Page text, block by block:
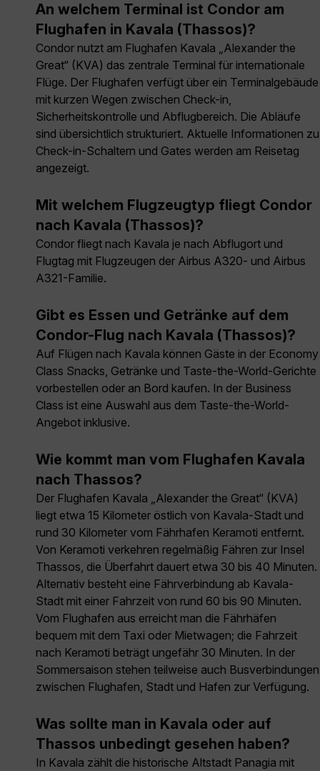
An welchem Terminal ist Condor am
Flughafen in Kavala (Thassos)?
Condor nutzt am Flughafen Kavala „Alexander the
Great“ (KVA) das zentrale Terminal für internationale
Flüge. Der Flughafen verfügt über ein Terminalgebäude
mit kurzen Wegen zwischen Check-in,
Sicherheitskontrolle und Abflugbereich. Die Abläufe
sind übersichtlich strukturiert. Aktuelle Informationen zu
Check-in-Schaltern und Gates werden am Reisetag
angezeigt.
Mit welchem Flugzeugtyp fliegt Condor
nach Kavala (Thassos)?
Condor fliegt nach Kavala je nach Abflugort und
Flugtag mit Flugzeugen der Airbus A320- und Airbus
A321-Familie.
Gibt es Essen und Getränke auf dem
Condor-Flug nach Kavala (Thassos)?
Auf Flügen nach Kavala können Gäste in der Economy
Class Snacks, Getränke und Taste-the-World-Gerichte
vorbestellen oder an Bord kaufen. In der Business
Class ist eine Auswahl aus dem Taste-the-World-
Angebot inklusive.
Wie kommt man vom Flughafen Kavala
nach Thassos?
Der Flughafen Kavala „Alexander the Great“ (KVA)
liegt etwa 15 Kilometer östlich von Kavala-Stadt und
rund 30 Kilometer vom Fährhafen Keramoti entfernt.
Von Keramoti verkehren regelmäßig Fähren zur Insel
Thassos, die Überfahrt dauert etwa 30 bis 40 Minuten.
Alternativ besteht eine Fährverbindung ab Kavala-
Stadt mit einer Fahrzeit von rund 60 bis 90 Minuten.
Vom Flughafen aus erreicht man die Fährhäfen
bequem mit dem Taxi oder Mietwagen; die Fahrzeit
nach Keramoti beträgt ungefähr 30 Minuten. In der
Sommersaison stehen teilweise auch Busverbindungen
zwischen Flughafen, Stadt und Hafen zur Verfügung.
Was sollte man in Kavala oder auf
Thassos unbedingt gesehen haben?
In Kavala zählt die historische Altstadt Panagia mit